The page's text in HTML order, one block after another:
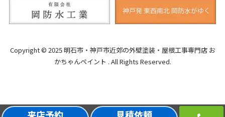
Copyright © 2025 明石市・神戸市近郊の外壁塗装・屋根工事専門店 お
かちゃんペイント . All Rights Reserved.